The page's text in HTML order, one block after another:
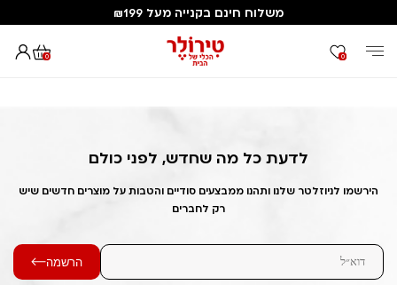
משלוח חינם בקנייה מעל ₪199
0 0
דף הבית Out of Stock Alert 2025/07/13 1752411935
לדעת כל מה שחדש, לפני כולם
הירשמו לניוזלטר שלנו ותהנו ממבצעים סודיים והטבות על מוצרים חדשים שיש
רק לחברים
הרשמה